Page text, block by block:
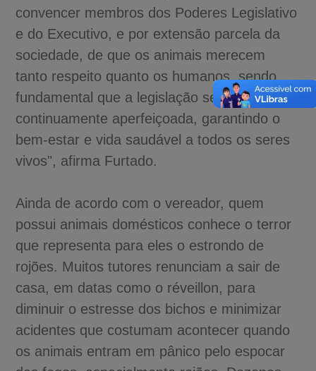
convencer membros dos Poderes Legislativo
e do Executivo, e por extensão parcela da
sociedade, de que os animais merecem
tanto respeito quanto os humanos, sendo
fundamental que a legislação seja
continuamente aperfeiçoada, garantindo o
bem-estar e vida saudável a todos os seres
vivos", afirma Furtado.
Ainda de acordo com o vereador, quem
possui animais domésticos conhece o terror
que representa para eles o estrondo de
rojões. Muitos tutores renunciam a sair de
casa, em datas como o réveillon, para
diminuir o estresse dos bichos e minimizar
acidentes que costumam acontecer quando
os animais entram em pânico pelo espocar